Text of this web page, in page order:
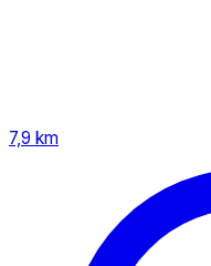
7,9 km